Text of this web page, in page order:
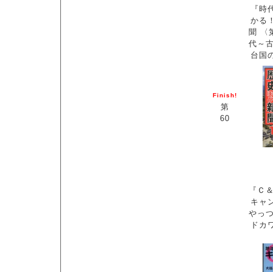
『時
かる
聞 〈
代～
台国
Finish!
第
60
『Ｃ
キャ
やっ
ドカ